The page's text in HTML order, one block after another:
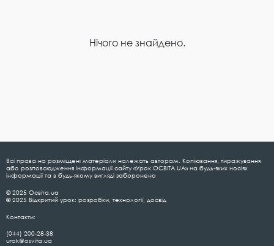
Нічого не знайдено.
Всі права на розміщені матеріали належать авторам. Копіювання, тиражування
або розповсюдження інформації сайту «Урок.ОСВІТА.UA» на будь-яких носіях
інформації та в будь-якому вигляді заборонено
© 2025 Освіта.ua
© 2025 Відкритий урок: розробки, технології, досвід
Контакти:
(044) 200-28-38
urok@osvita.ua